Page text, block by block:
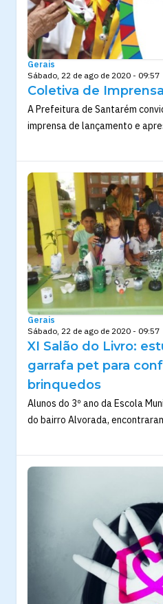
Gerais
Sábado, 22 de ago de 2020 - 09:57
Coletiva de
A Prefeitura de Santarém
imprensa de lançamento e
Gerais
Sábado, 22 de ago de 2020 - 09:57
XI Salão do Livro:
garrafa pet para
brinquedos
Alunos do 3º ano da Escola
do bairro Alvorada,